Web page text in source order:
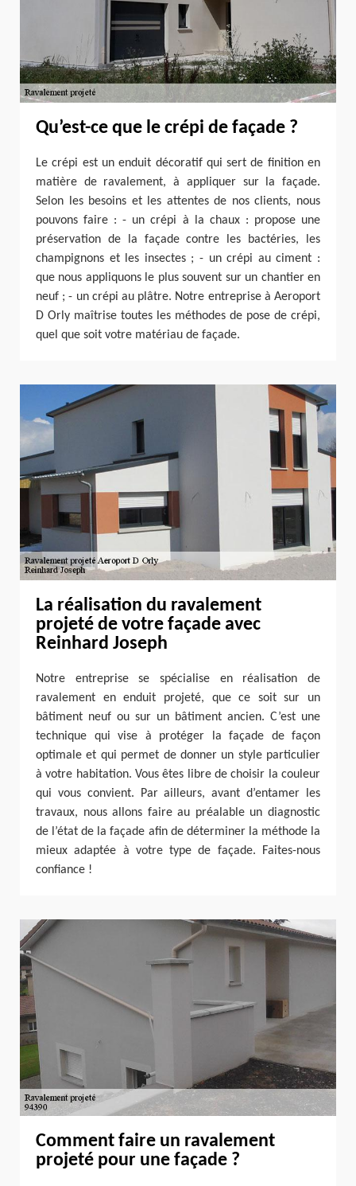
Qu’est-ce que le crépi de façade ?
Le crépi est un enduit décoratif qui sert de finition en
matière de ravalement, à appliquer sur la façade.
Selon les besoins et les attentes de nos clients, nous
pouvons faire : - un crépi à la chaux : propose une
préservation de la façade contre les bactéries, les
champignons et les insectes ; - un crépi au ciment :
que nous appliquons le plus souvent sur un chantier en
neuf ; - un crépi au plâtre. Notre entreprise à Aeroport
D Orly maîtrise toutes les méthodes de pose de crépi,
quel que soit votre matériau de façade.
La réalisation du ravalement
projeté de votre façade avec
Reinhard Joseph
Notre entreprise se spécialise en réalisation de
ravalement en enduit projeté, que ce soit sur un
bâtiment neuf ou sur un bâtiment ancien. C’est une
technique qui vise à protéger la façade de façon
optimale et qui permet de donner un style particulier
à votre habitation. Vous êtes libre de choisir la couleur
qui vous convient. Par ailleurs, avant d’entamer les
travaux, nous allons faire au préalable un diagnostic
de l’état de la façade afin de déterminer la méthode la
mieux adaptée à votre type de façade. Faites-nous
confiance !
Comment faire un ravalement
projeté pour une façade ?